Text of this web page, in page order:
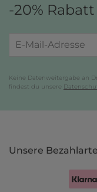
-20%
Keine Datenweitergabe an
findest du unsere
Unsere